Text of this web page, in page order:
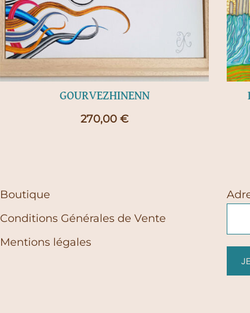
GOURVEZHINENN
270,00 €
Boutique
Conditions Générales de Vente
Mentions légales